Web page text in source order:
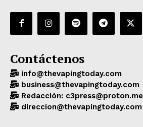
Contáctenos
info@thevapingtoday.com
business@thevapingtoday.com
Redacción: c3press@proton.me
direccion@thevapingtoday.com